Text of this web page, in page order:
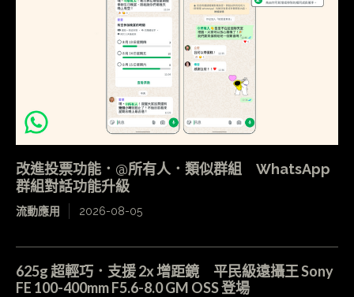
改進投票功能．@所有人．類似群組 WhatsApp
群組對話功能升級
流動應用 2026-08-05
625g 超輕巧．支援 2x 增距鏡 平民級遠攝王 Sony
FE 100-400mm F5.6-8.0 GM OSS 登場